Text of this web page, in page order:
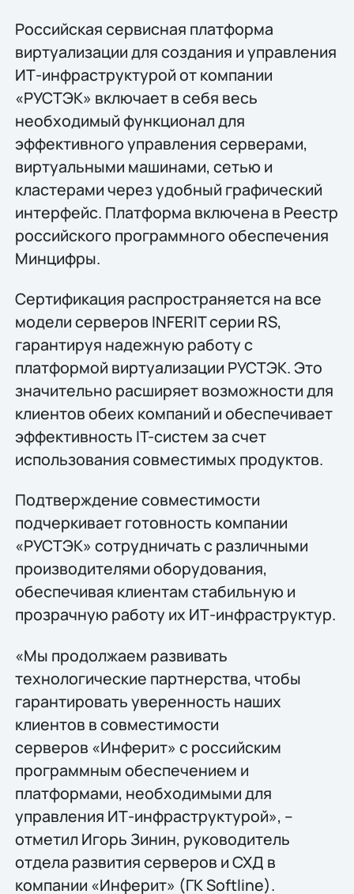
Российская сервисная платформа
виртуализации для создания и управления
ИТ-инфраструктурой от компании
«РУСТЭК» включает в себя весь
необходимый функционал для
эффективного управления серверами,
виртуальными машинами, сетью и
кластерами через удобный графический
интерфейс. Платформа включена в Реестр
российского программного обеспечения
Минцифры.
Сертификация распространяется на все
модели серверов INFERIT серии RS,
гарантируя надежную работу с
платформой виртуализации РУСТЭК. Это
значительно расширяет возможности для
клиентов обеих компаний и обеспечивает
эффективность IT-систем за счет
использования совместимых продуктов.
Подтверждение совместимости
подчеркивает готовность компании
«РУСТЭК» сотрудничать с различными
производителями оборудования,
обеспечивая клиентам стабильную и
прозрачную работу их ИТ-инфраструктур.
«Мы продолжаем развивать
технологические партнерства, чтобы
гарантировать уверенность наших
клиентов в совместимости
серверов «Инферит» с российским
программным обеспечением и
платформами, необходимыми для
управления ИТ-инфраструктурой», –
отметил Игорь Зинин, руководитель
отдела развития серверов и СХД в
компании «Инферит» (ГК Softline).